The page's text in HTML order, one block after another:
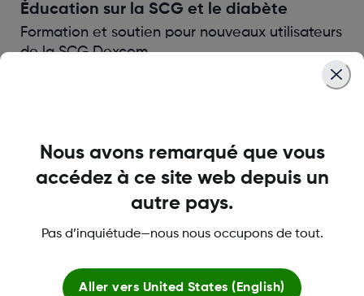
Éducation sur la SCG et le diabète
Formation et soutien pour nouveaux utilisateurs
de la SCG Dexcom
Nos spécialistes sont là
pour vous aider.
Nous avons remarqué que vous
accédez à ce site web depuis un
autre pays.
Pas d’inquiétude—nous nous occupons de tout.
Aller vers United States (English)